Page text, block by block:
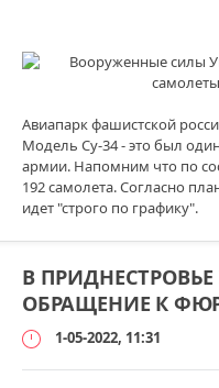
120
Авиапарк фашистской
Модель Су-34 - это был
армии. Напомним что по
192 самолета. Согласно
идет "строго по графику".
В
ОБРАЩЕНИЕ К
1-05-2022, 11:31